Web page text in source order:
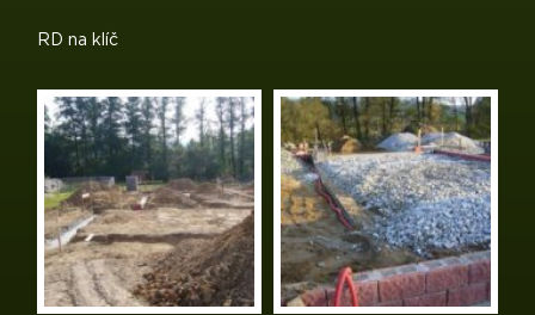
RD na klíč